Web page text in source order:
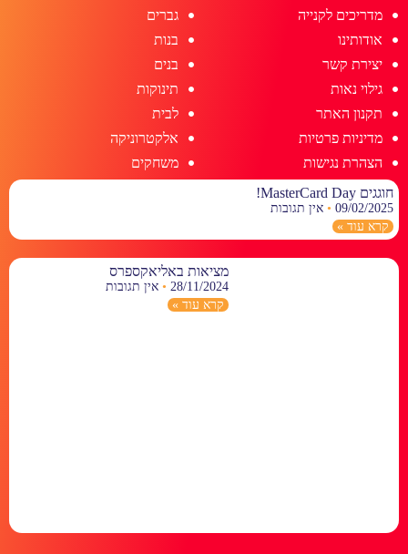
מדריכים לקנייה
אודותינו
יצירת קשר
גילוי נאות
תקנון האתר
מדיניות פרטיות
הצהרת נגישות
גברים
בנות
בנים
תינוקות
לבית
אלקטרוניקה
משחקים
חוגגים MasterCard Day!
09/02/2025
אין תגובות
קרא עוד »
מציאות באליאקספרס
28/11/2024 אין תגובות
קרא עוד »